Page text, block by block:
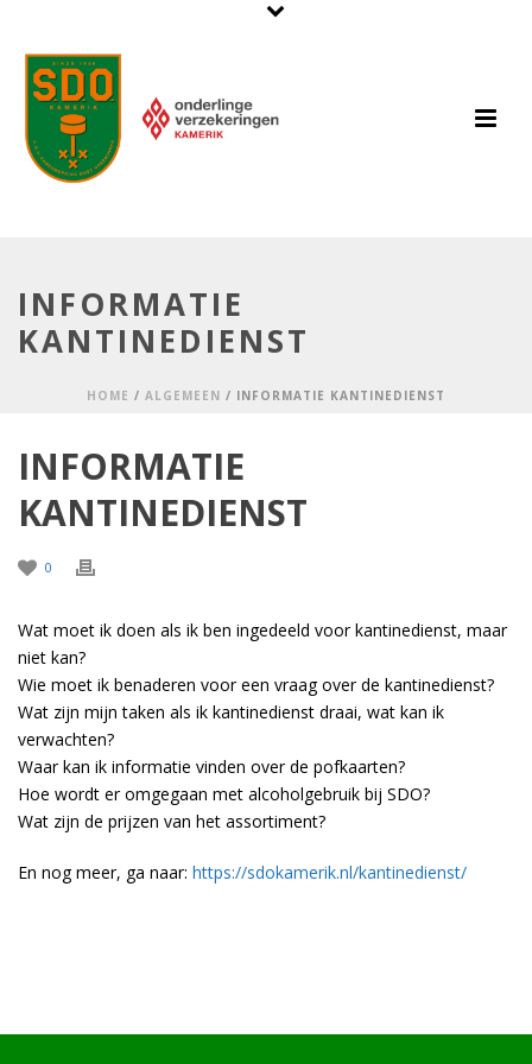
INFORMATIE
KANTINEDIENST
HOME / ALGEMEEN / INFORMATIE KANTINEDIENST
INFORMATIE
KANTINEDIENST
0
Wat moet ik doen als ik ben ingedeeld voor kantinedienst, maar
niet kan?
Wie moet ik benaderen voor een vraag over de kantinedienst?
Wat zijn mijn taken als ik kantinedienst draai, wat kan ik
verwachten?
Waar kan ik informatie vinden over de pofkaarten?
Hoe wordt er omgegaan met alcoholgebruik bij SDO?
Wat zijn de prijzen van het assortiment?
En nog meer, ga naar: https://sdokamerik.nl/kantinedienst/